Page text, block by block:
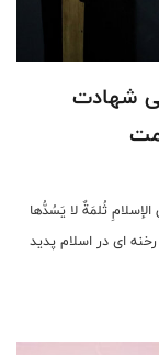
شهادت
ثُلمَةٌ لا يَسُدُّها
اى در اسلام پديد